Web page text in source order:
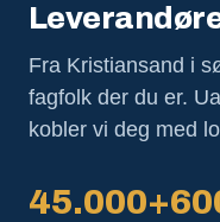
Fra Kristiansand i
fagfolk der du er.
kobler vi deg med
45.000+